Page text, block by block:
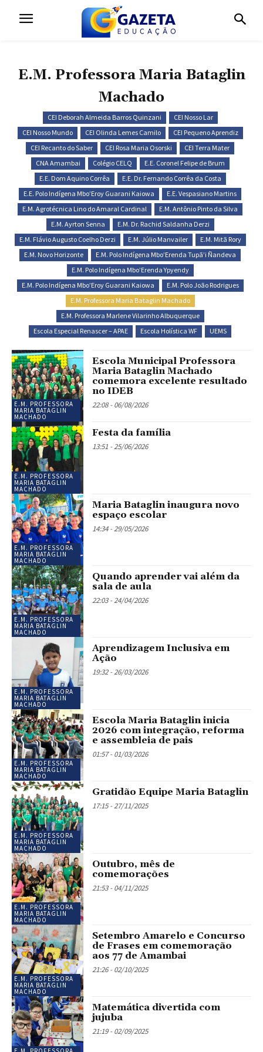
E.M. Professora Maria Bataglin
Machado
CEI Deborah Almeida Barros Quinzani
CEI Nosso Lar
CEI Nosso Mundo
CEI Olinda Lemes Camilo
CEI Pequeno Aprendiz
CEI Recanto do Saber
CEI Rosa Maria Osorski
CEI Terra Mater
CNA Amambai
Colégio CELQ
E.E. Coronel Felipe de Brum
E.E. Dom Aquino Corrêa
E.E. Dr. Fernando Corrêa da Costa
E.E. Polo Indígena Mbo’Eroy Guarani Kaiowa
E.E. Vespasiano Martins
E.M. Agrotécnica Lino do Amaral Cardinal
E.M. Antônio Pinto da Silva
E.M. Ayrton Senna
E.M. Dr. Rachid Saldanha Derzi
E.M. Flávio Augusto Coelho Derzi
E.M. Júlio Manvailer
E.M. Mitã Rory
E.M. Novo Horizonte
E.M. Polo Indígena Mbo’Erenda Tupã’i Ñandeva
E.M. Polo Indígena Mbo’Erenda Ypyendy
E.M. Polo Indígena Mbo’Eroy Guarani Kaiowa
E.M. Polo João Rodrigues
E.M. Professora Maria Bataglin Machado
E.M. Professora Marlene Vilarinho Albuquerque
Escola Especial Renascer – APAE
Escola Holística WF UEMS
E.M. PROFESSORA
MARIA BATAGLIN
MACHADO
Escola Municipal Professora
Maria Bataglin Machado
comemora excelente resultado
no IDEB
22:08 - 06/08/2026
E.M. PROFESSORA
MARIA BATAGLIN
MACHADO
Festa da família
13:51 - 25/06/2026
E.M. PROFESSORA
MARIA BATAGLIN
MACHADO
Maria Bataglin inaugura novo
espaço escolar
14:34 - 29/05/2026
E.M. PROFESSORA
MARIA BATAGLIN
MACHADO
Quando aprender vai além da
sala de aula
22:03 - 24/04/2026
E.M. PROFESSORA
MARIA BATAGLIN
MACHADO
Aprendizagem Inclusiva em
Ação
19:32 - 26/03/2026
E.M. PROFESSORA
MARIA BATAGLIN
MACHADO
Escola Maria Bataglin inicia
2026 com integração, reforma
e assembleia de pais
01:57 - 01/03/2026
E.M. PROFESSORA
MARIA BATAGLIN
MACHADO
Gratidão Equipe Maria Bataglin
17:15 - 27/11/2025
E.M. PROFESSORA
MARIA BATAGLIN
MACHADO
Outubro, mês de
comemorações
21:53 - 04/11/2025
E.M. PROFESSORA
MARIA BATAGLIN
MACHADO
Setembro Amarelo e Concurso
de Frases em comemoração
aos 77 de Amambai
21:26 - 02/10/2025
Matemática divertida com
jujuba
21:19 - 02/09/2025